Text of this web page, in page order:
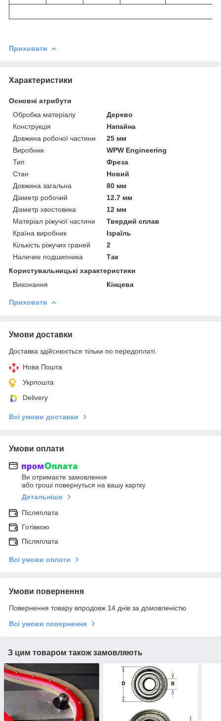
Приховати
Характеристики
Основні атрибути
Обробка матеріалу
Дерево
Конструкція
Напайна
Довжина робочої частини
25 мм
Виробник
WPW Engineering
Тип
Фреза
Стан
Новий
Довжина загальна
80 мм
Діаметр робочий
12.7 мм
Діаметр хвостовика
12 мм
Матеріал ріжучої частини
Твердий сплав
Країна виробник
Ізраїль
Кількість ріжучих граней
2
Наличие подшипника
Так
Користувальницькі характеристики
Виконання
Кінцева
Приховати
Умови доставки
Доставка здійснюється тільки по передоплаті.
Нова Пошта
Укрпошта
Delivery
Всі умови доставки
Умови оплати
Ви отримаєте замовлення
або гроші повернуться на вашу картку
Детальніше
Післяплата
Готівкою
Післяплата
Всі умови оплати
Умови повернення
Повернення товару впродовж 14 днів за домовленістю
Всі умови повернення
З цим товаром також замовляють